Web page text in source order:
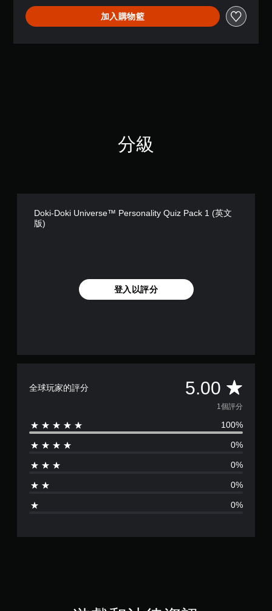
5
顆
星
加入購物籃
分級
Doki-Doki Universe™ Personality Quiz Pack 1 (英文
版)
登入以評分
全球玩家的評分 5.00 平
均
評
分
1
星
1個評分
100%
0%
0%
0%
0%